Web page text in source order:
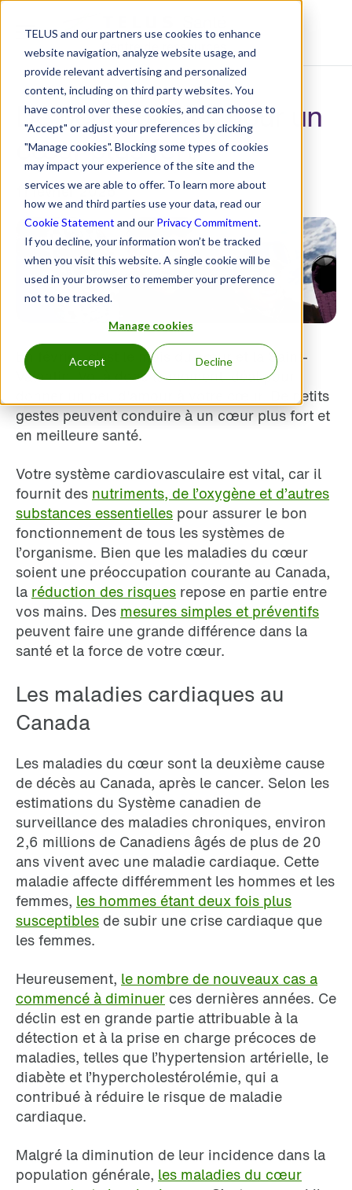
TELUS and our partners use cookies to enhance
website navigation, analyze website usage, and
provide relevant advertising and personalized
content, including on third party websites. You
have control over these cookies, and can choose to
"Accept" or adjust your preferences by clicking
"Manage cookies". Blocking some types of cookies
may impact your experience of the site and the
services we are able to offer. To learn more about
how we and third parties use your data, read our
Cookie Statement and our Privacy Commitment.
If you decline, your information won’t be tracked
when you visit this website. A single cookie will be
used in your browser to remember your preference
not to be tracked.
Manage cookies
Accept Decline
Centre de ressources
De petits gestes pour un
cœur plus fort
11 février 2025
En février, c'est le mois du cœur et la Saint-
Valentin. Voilà donc le moment idéal pour
donner un peu d'amour à votre cœur. De petits
gestes peuvent conduire à un cœur plus fort et
en meilleure santé.
Votre système cardiovasculaire est vital, car il
fournit des nutriments, de l’oxygène et d’autres
substances essentielles pour assurer le bon
fonctionnement de tous les systèmes de
l’organisme. Bien que les maladies du cœur
soient une préoccupation courante au Canada,
la réduction des risques repose en partie entre
vos mains. Des mesures simples et préventifs
peuvent faire une grande différence dans la
santé et la force de votre cœur.
Les maladies cardiaques au
Canada
Les maladies du cœur sont la deuxième cause
de décès au Canada, après le cancer. Selon les
estimations du Système canadien de
surveillance des maladies chroniques, environ
2,6 millions de Canadiens âgés de plus de 20
ans vivent avec une maladie cardiaque. Cette
maladie affecte différemment les hommes et les
femmes, les hommes étant deux fois plus
susceptibles de subir une crise cardiaque que
les femmes.
Heureusement, le nombre de nouveaux cas a
commencé à diminuer ces dernières années. Ce
déclin est en grande partie attribuable à la
détection et à la prise en charge précoces de
maladies, telles que l’hypertension artérielle, le
diabète et l’hypercholestérolémie, qui a
contribué à réduire le risque de maladie
cardiaque.
Malgré la diminution de leur incidence dans la
population générale, les maladies du cœur